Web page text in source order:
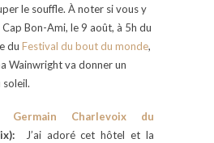
le souffle. À noter si vous y
Bon-Ami, le 9 août, à 5h du
du Festival du bout du monde,
Wainwright va donner un
soleil.
Charlevoix du
J’ai adoré cet hôtel et la